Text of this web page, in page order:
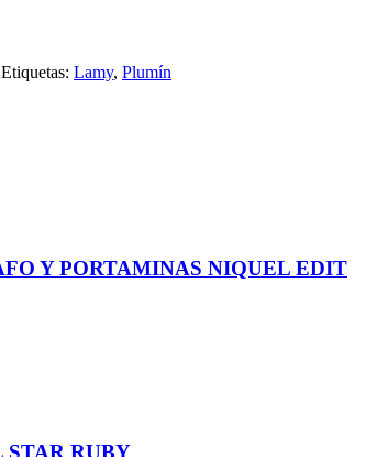
Etiquetas: Lamy, Plumín
Y PORTAMINAS NIQUEL EDIT
RUBY